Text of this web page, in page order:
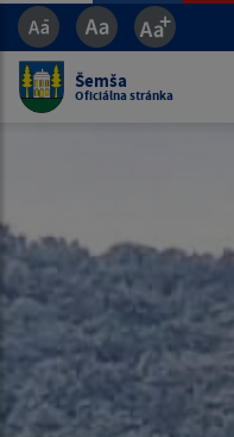
Šemša
Oficiálna stránka